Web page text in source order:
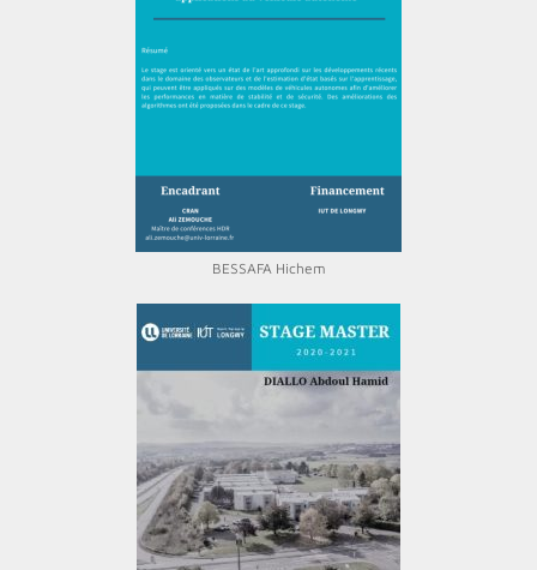
BESSAFA Hichem